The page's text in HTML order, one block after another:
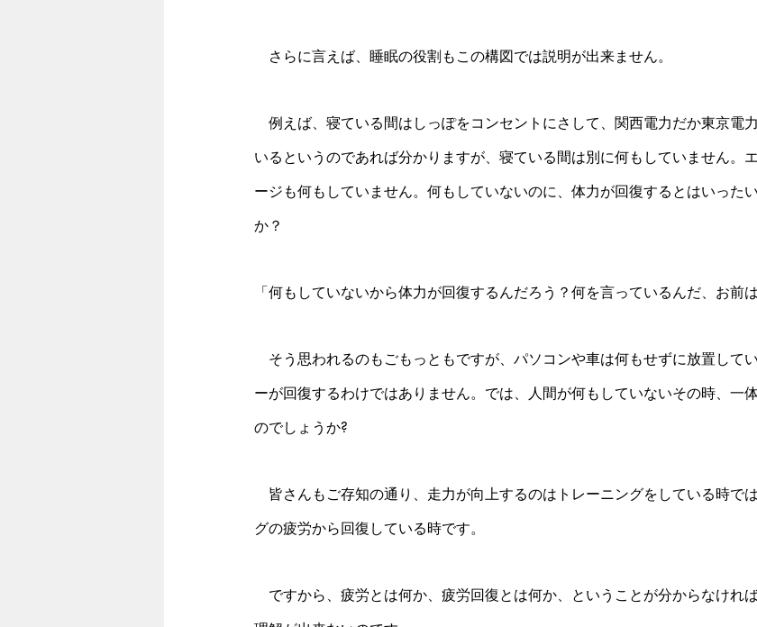
さらに言えば、睡眠の役割もこの構図では説明が出来ません。
例えば、寝ている間はしっぽをコンセントにさして、関西電力だか東京電
いるというのであれば分かりますが、寝ている間は別に何もしていません。
ージも何もしていません。何もしていないのに、体力が回復するとはいった
か？
「何もしていないから体力が回復するんだろう？何を言っているんだ、お前は
そう思われるのもごもっともですが、パソコンや車は何もせずに放置して
ーが回復するわけではありません。では、人間が何もしていないその時、一
のでしょうか?
皆さんもご存知の通り、走力が向上するのはトレーニングをしている時で
グの疲労から回復している時です。
ですから、疲労とは何か、疲労回復とは何か、ということが分からなけれ